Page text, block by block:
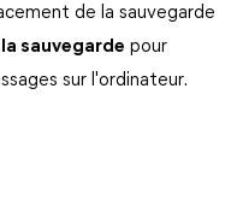
de la sauvegarde
sauvegarde pour
sur l'ordinateur.